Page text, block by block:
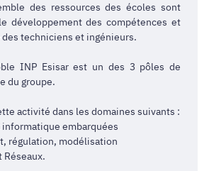
des ressources des écoles sont
développement des compétences et
techniciens et ingénieurs.
INP Esisar est un des 3 pôles de
du groupe.
activité dans les domaines suivants :
embarquées
régulation, modélisation